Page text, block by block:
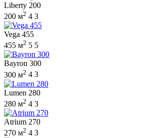
Liberty 200
200 м2 4 3
Vega 455
455 м2 5 5
Bayron 300
300 м2 4 3
Lumen 280
280 м2 4 3
Atrium 270
270 м2 4 3